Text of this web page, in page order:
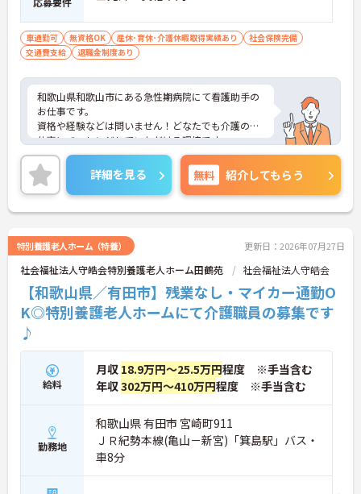
車通勤可 無資格OK 産休･育休･介護休暇取得実績あり
社会保険完備
交通費支給
退職金制度あり
和歌山県和歌山市にある急性期病院にて看護助手の
お仕事です。
資格や経験などは問いません！どなたでも介護のお
仕事にチャレンジしていただける環境です。
ご興味がある方は是非一度マイナビまでお問合せ下
さい。更に詳細などお伝えします。
詳細を見る 無料 紹介してもらう
特別養護老人ホーム（特養） 更新日：2026年07月27日
社会福祉法人守皓会特別養護老人ホーム田鶴苑 社会福祉法人守皓会
【和歌山県／有田市】残業なし・マイカー通勤O
K◎特別養護老人ホームにて介護職員の募集です
♪
給料
月収 18.9万円～25.5万円程度 ※手当含む
年収302万円～410万円程度 ※手当含む
勤務地
和歌山県 有田市 宮崎町911
ＪＲ紀勢本線(亀山－新宮)「箕島駅」バス・
車8分